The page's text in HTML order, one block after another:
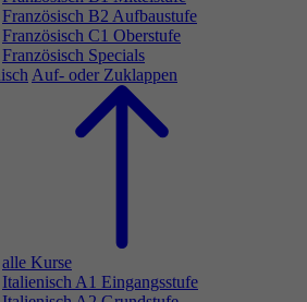
Französisch B2 Aufbaustufe
Französisch C1 Oberstufe
Französisch Specials
Auf- oder Zuklappen
alle Kurse
Italienisch A1 Eingangsstufe